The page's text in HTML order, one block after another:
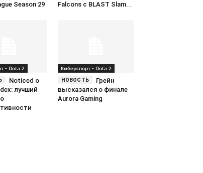
Season 29
Falcons с BLAST Slam...
• Dota 2
Noticed о
лучший
Киберспорт • Dota 2
Грейн
высказался о финале
Aurora Gaming